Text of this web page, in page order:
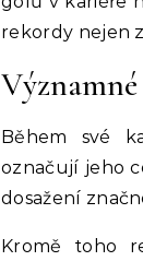
rekordy nejen
Během své
označují jeho
dosažení
Kromě toho